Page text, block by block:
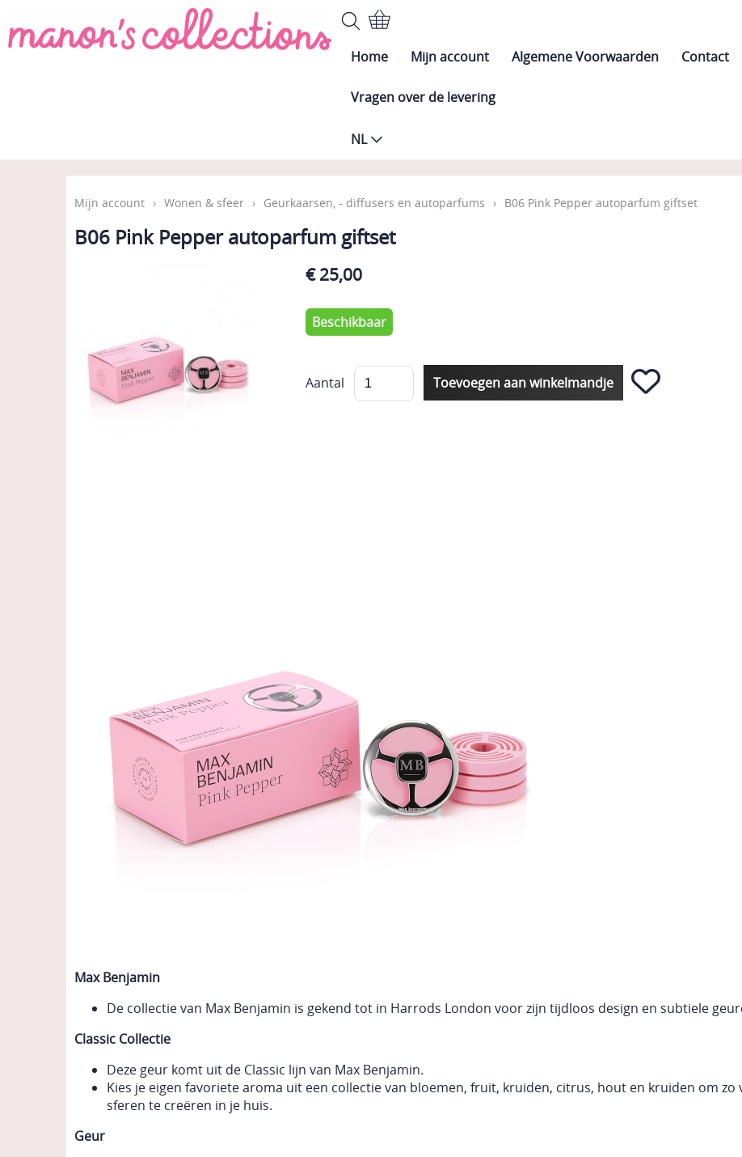
Home Mijn account Algemene Voorwaarden Contact
Vragen over de levering
NL
Mijn account › Wonen & sfeer › Geurkaarsen, - diffusers en autoparfums › B06 Pink Pepper autoparfum giftset
B06 Pink Pepper autoparfum giftset
€ 25,00
Beschikbaar
Aantal
Max Benjamin
De collectie van Max Benjamin is gekend tot in Harrods London voor zijn tijdloos design en subtiele
Classic Collectie
Deze geur komt uit de Classic lijn van Max Benjamin.
Kies je eigen favoriete aroma uit een collectie van bloemen, fruit, kruiden, citrus, hout en kruiden om zo
sferen te creëren in je huis.
Geur